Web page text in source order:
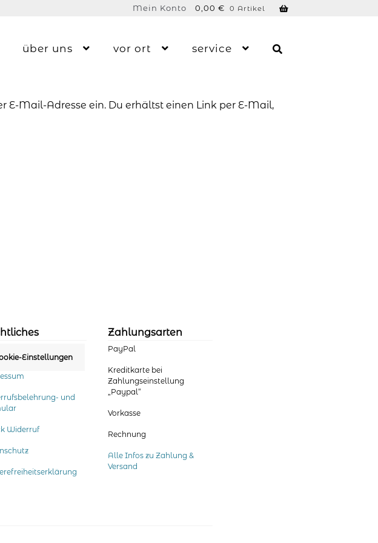
0,00 € 0 Artikel
Mein Konto
über uns vor ort service
E-Mail-Adresse ein. Du erhältst einen Link per E-Mail,
Einstellungen
und
Widerruf
Zahlungsarten
PayPal
Kreditkarte bei
Zahlungseinstellung
„Paypal“
Vorkasse
Rechnung
Alle Infos zu Zahlung &
Versand